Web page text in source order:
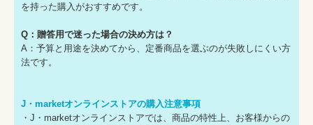
を持った購入がおすすめです。
Q：贈答用で迷った場合の決め方は？
A：予算と用途を決めてから、定番商品を選ぶのが失敗しにくい方
法です。
J・marketオンラインストアの購入注意事項
・J・marketオンラインストアでは、商品の特性上、お客様からの